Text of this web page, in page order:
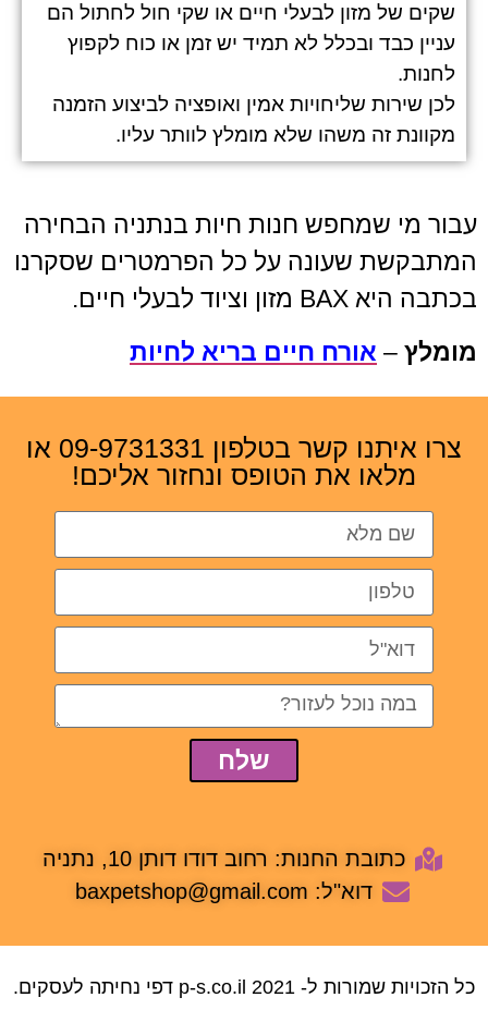
שקים של מזון לבעלי חיים או שקי חול לחתול הם
עניין כבד ובכלל לא תמיד יש זמן או כוח לקפוץ
לחנות.
לכן שירות שליחויות אמין ואופציה לביצוע הזמנה
מקוונת זה משהו שלא מומלץ לוותר עליו.
עבור מי שמחפש חנות חיות בנתניה הבחירה
המתבקשת שעונה על כל הפרמטרים שסקרנו
בכתבה היא BAX מזון וציוד לבעלי חיים.
מומלץ – אורח חיים בריא לחיות
צרו איתנו קשר בטלפון 09-9731331 או
מלאו את הטופס ונחזור אליכם!
שלח
כתובת החנות: רחוב דודו דותן 10, נתניה
דוא"ל: baxpetshop@gmail.com
כל הזכויות שמורות ל- 2021 p-s.co.il דפי נחיתה לעסקים.